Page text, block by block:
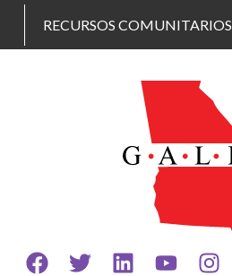
RECURSOS COMUNITARIOS